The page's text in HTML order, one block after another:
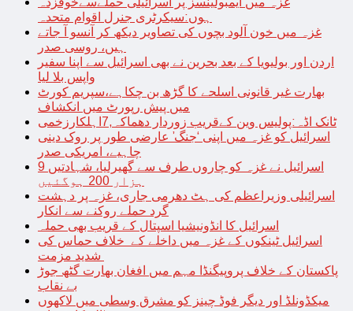
ہوں:سیکرٹری جنرل اقوام متحدہ
غزہ میں خون آلود بچوں کی تصاویر دیکھ کر آنسو آ جاتے
ہیں، روسی صدر
اردن اور بولیویا کے بعد بحرین نے بھی اسرائیل سے اپنا سفیر
واپس بلا لیا
بھارت غیر قانونی اسلحے کا گڑھ بن چکاہے،سپریم کورٹ
میں پیش رپورٹ میں انکشاف
ٹانک اڈہ:پولیس وین کےقریب زوردار دھماکہ,7اہلکارزخمی
اسرائیل کو غزہ میں اپنی ‘جنگ’ عارضی طور پر روک دینی
چاہیے، امریکی صدر
اسرائیل نے غزہ کو چاروں طرف سے گھیرلیا، شہادتیں 9
ہزار 200 ہوگئیں
اسرائیلی وزیراعظم کی ہٹ دھرمی جاری، غزہ پر دہشت
گرد حملے روکنے سے انکار
اسرائیل کا انڈونیشیا اسپتال کے قریب بھی حملہ
اسرائیل ٹینکوں کے غزہ میں داخلے کے خلاف حماس کی
پاکستان کے خلاف پروپیگنڈا مہم میں افغان بھارت گٹھ جوڑ
بے نقاب
میکڈونلڈ اور دیگر فوڈ چینز کو مشرق وسطی میں لاکھوں